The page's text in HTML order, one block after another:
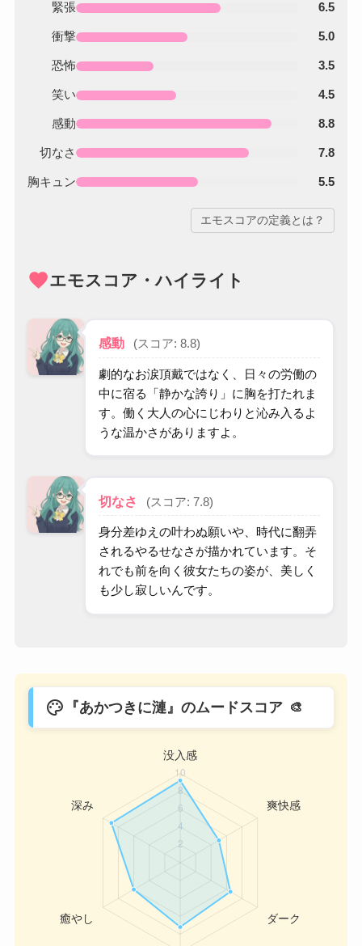
緊張 6.5
衝撃 5.0
恐怖 3.5
笑い 4.5
感動 8.8
切なさ 7.8
胸キュン 5.5
エモスコアの定義とは？
favoriteエモスコア・ハイライト
感動 (スコア: 8.8)
劇的なお涙頂戴ではなく、日々の労働の
中に宿る「静かな誇り」に胸を打たれま
す。働く大人の心にじわりと沁み入るよ
うな温かさがありますよ。
切なさ (スコア: 7.8)
身分差ゆえの叶わぬ願いや、時代に翻弄
されるやるせなさが描かれています。そ
れでも前を向く彼女たちの姿が、美しく
も少し寂しいんです。
palette 『あかつきに漣』のムードスコア